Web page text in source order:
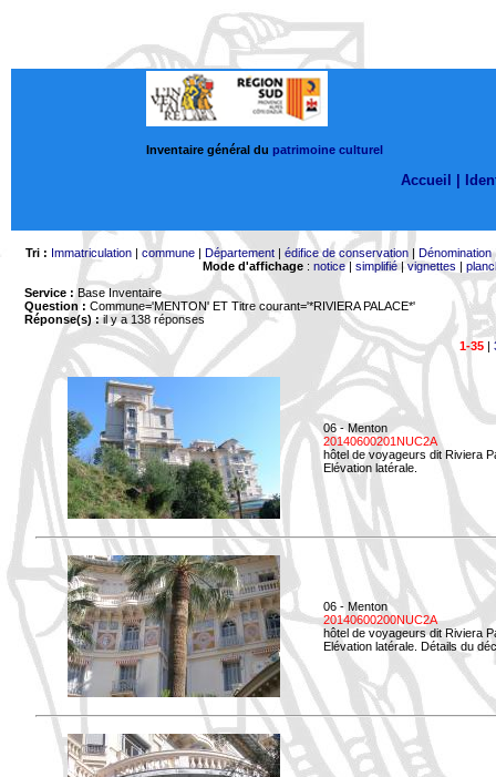
Inventaire général du patrimoine culturel
Accueil |
Tri : Immatriculation| commune| Département| édifice de conservation| Dénomination
Mode d'affichage: notice| simplifié|vignettes |
Service : Base Inventaire
Question : Commune='MENTON' ET Titre courant='*RIVIERA PALACE*'
Réponse(s) :il y a 138 réponses
1-35|
06 - Menton
20140600201NUC2A
hôtel de voyageurs dit Riviera
Elévation latérale.
06 - Menton
20140600200NUC2A
hôtel de voyageurs dit Riviera
Elévation latérale. Détails du